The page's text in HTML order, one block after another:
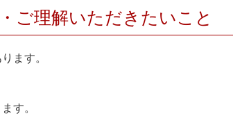
ご理解いただきたいこと
ます。
す。